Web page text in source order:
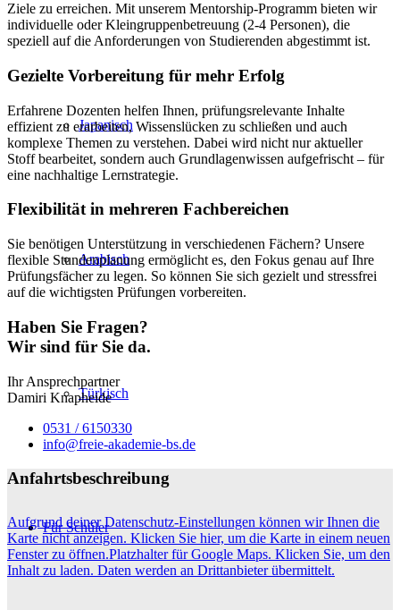
Japanisch
Arabisch
Türkisch
Für Schüler
Ziele zu erreichen. Mit unserem Mentorship-Programm bieten wir
individuelle oder Kleingruppenbetreuung (2-4 Personen), die
speziell auf die Anforderungen von Studierenden abgestimmt ist.
Gezielte Vorbereitung für mehr Erfolg
Erfahrene Dozenten helfen Ihnen, prüfungsrelevante Inhalte
effizient zu erarbeiten, Wissenslücken zu schließen und auch
komplexe Themen zu verstehen. Dabei wird nicht nur aktueller
Stoff bearbeitet, sondern auch Grundlagenwissen aufgefrischt – für
eine nachhaltige Lernstrategie.
Flexibilität in mehreren Fachbereichen
Sie benötigen Unterstützung in verschiedenen Fächern? Unsere
flexible Stundenplanung ermöglicht es, den Fokus genau auf Ihre
Prüfungsfächer zu legen. So können Sie sich gezielt und stressfrei
auf die wichtigsten Prüfungen vorbereiten.
Haben Sie Fragen?
Wir sind für Sie da.
Ihr Ansprechpartner
Damiri Knapheide
0531 / 6150330
info@freie-akademie-bs.de
Anfahrtsbeschreibung
Aufgrund deiner Datenschutz-Einstellungen können wir Ihnen die
Karte nicht anzeigen. Klicken Sie hier, um die Karte in einem neuen
Fenster zu öffnen.Platzhalter für Google Maps. Klicken Sie, um den
Inhalt zu laden. Daten werden an Drittanbieter übermittelt.